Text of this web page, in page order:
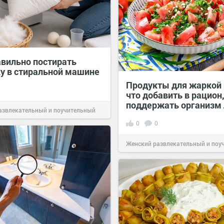
постирать
в стиральной машине
и поучительный
Вчера
Продукты для
что добавить в
поддержать
0 0
Женский развлекательный и
сайт.21:26Вчера